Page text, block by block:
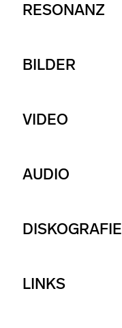
RESONANZ
BILDER
VIDEO
AUDIO
DISKOGRAFIE
LINKS